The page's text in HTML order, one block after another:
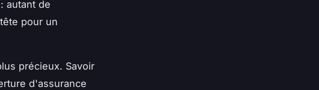
autant de
pour un
précieux. Savoir
d'assurance